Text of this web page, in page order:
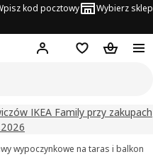
kod pocztowy Wybierz sklep
Hej! Zaloguj się
Lista zakupowa
Koszyk
IKEA Family przy zakupach
wypoczynkowe na taras i balkon